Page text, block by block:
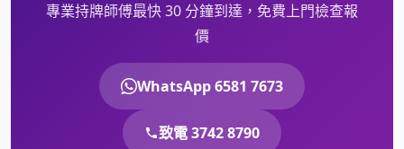
專業持牌師傅最快 30 分鐘到達，免費上門檢查報
價
WhatsApp 6581 7673
致電 3742 8790